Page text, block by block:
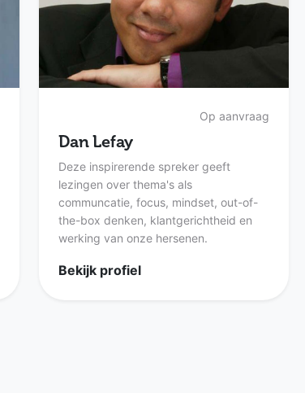
Op aanvraag
Dan Lefay
Deze inspirerende spreker geeft
lezingen over thema's als
communcatie, focus, mindset, out-of-
the-box denken, klantgerichtheid en
werking van onze hersenen.
Bekijk profiel